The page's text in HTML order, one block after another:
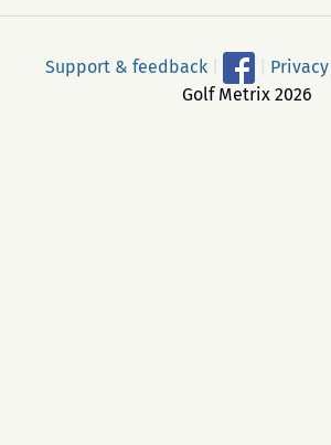
Support & feedback
Golf Metrix 2026